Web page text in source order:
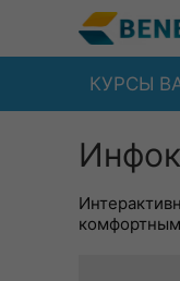
КУРСЫ